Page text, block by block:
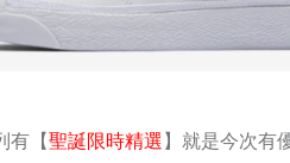
有【聖誕限時精選】就是今次有